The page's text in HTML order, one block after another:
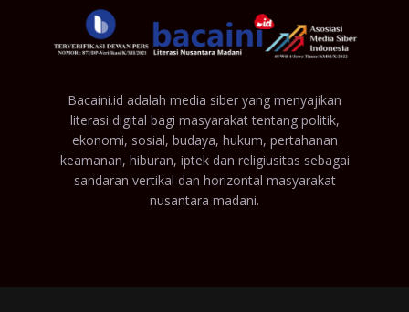
Bacaini.id adalah media siber yang menyajikan
literasi digital bagi masyarakat tentang politik,
ekonomi, sosial, budaya, hukum, pertahanan
keamanan, hiburan, iptek dan religiusitas sebagai
sandaran vertikal dan horizontal masyarakat
nusantara madani.